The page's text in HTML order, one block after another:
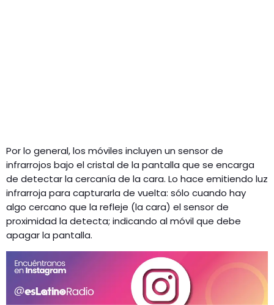
Por lo general, los móviles incluyen un sensor de
infrarrojos bajo el cristal de la pantalla que se encarga
de detectar la cercanía de la cara. Lo hace emitiendo luz
infrarroja para capturarla de vuelta: sólo cuando hay
algo cercano que la refleje (la cara) el sensor de
proximidad la detecta; indicando al móvil que debe
apagar la pantalla.